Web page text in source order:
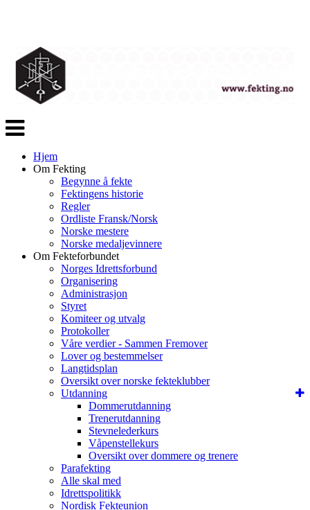
Veksle
navigasjon
Hjem
Om Fekting
Begynne å fekte
Fektingens historie
Regler
Ordliste Fransk/Norsk
Norske mestere
Norske medaljevinnere
Om Fekteforbundet
Norges Idrettsforbund
Organisering
Administrasjon
Styret
Komiteer og utvalg
Protokoller
Våre verdier - Sammen Fremover
Lover og bestemmelser
Langtidsplan
Oversikt over norske fekteklubber
Utdanning
Dommerutdanning
Trenerutdanning
Stevnelederkurs
Våpenstellekurs
Oversikt over dommere og trenere
Parafekting
Alle skal med
Idrettspolitikk
Nordisk Fekteunion